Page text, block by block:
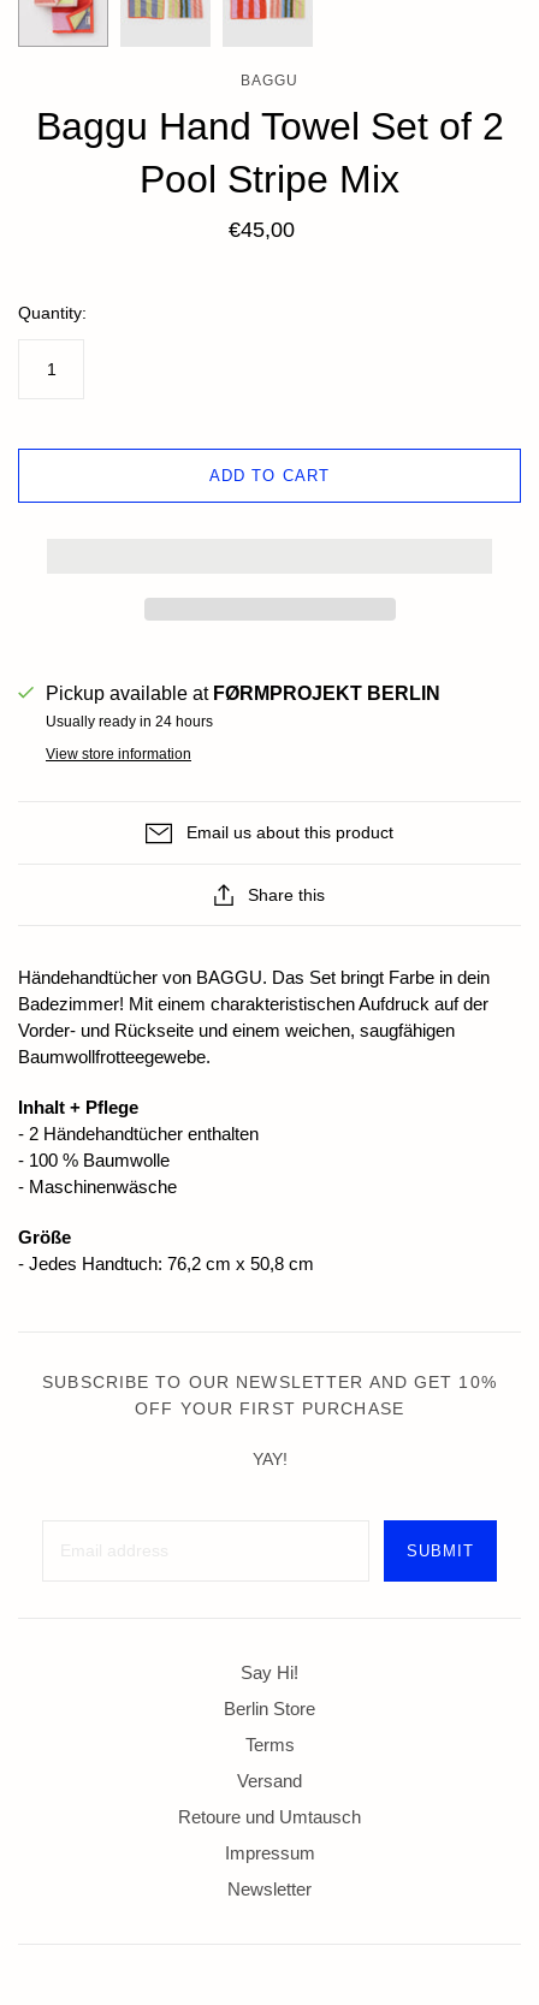
BAGGU
Baggu Hand Towel Set of 2
Pool Stripe Mix
€45,00
Quantity:
ADD TO CART
Pickup available at FØRMPROJEKT BERLIN
Usually ready in 24 hours
View store information
Email us about this product
Share this
Händehandtücher von BAGGU. Das Set bringt Farbe in dein
Badezimmer! Mit einem charakteristischen Aufdruck auf der
Vorder- und Rückseite und einem weichen, saugfähigen
Baumwollfrotteegewebe.
Inhalt + Pflege
- 2 Händehandtücher enthalten
- 100 % Baumwolle
- Maschinenwäsche
Größe
- Jedes Handtuch: 76,2 cm x 50,8 cm
SUBSCRIBE TO OUR NEWSLETTER AND GET 10%
OFF YOUR FIRST PURCHASE
YAY!
Say Hi!
Berlin Store
Terms
Versand
Retoure und Umtausch
Impressum
Newsletter